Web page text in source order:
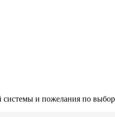
системы и пожелания по